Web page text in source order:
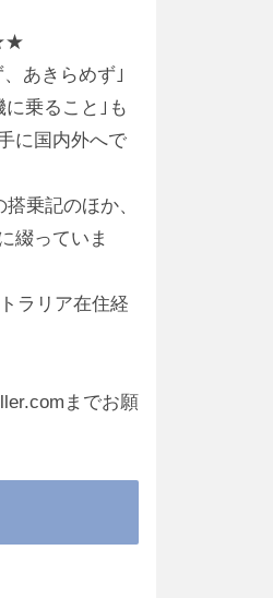
あきらめず｣
乗ること｣も
に国内外へで
乗記のほか、
綴っていま
ラリア在住経
までお願